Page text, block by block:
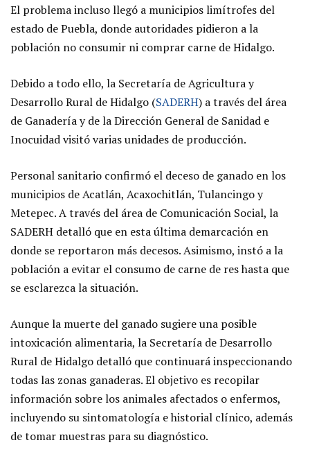
El problema incluso llegó a municipios limítrofes del
estado de Puebla, donde autoridades pidieron a la
población no consumir ni comprar carne de Hidalgo.
Debido a todo ello, la Secretaría de Agricultura y
Desarrollo Rural de Hidalgo (SADERH) a través del área
de Ganadería y de la Dirección General de Sanidad e
Inocuidad visitó varias unidades de producción.
Personal sanitario confirmó el deceso de ganado en los
municipios de Acatlán, Acaxochitlán, Tulancingo y
Metepec. A través del área de Comunicación Social, la
SADERH detalló que en esta última demarcación en
donde se reportaron más decesos. Asimismo, instó a la
población a evitar el consumo de carne de res hasta que
se esclarezca la situación.
Aunque la muerte del ganado sugiere una posible
intoxicación alimentaria, la Secretaría de Desarrollo
Rural de Hidalgo detalló que continuará inspeccionando
todas las zonas ganaderas. El objetivo es recopilar
información sobre los animales afectados o enfermos,
incluyendo su sintomatología e historial clínico, además
de tomar muestras para su diagnóstico.